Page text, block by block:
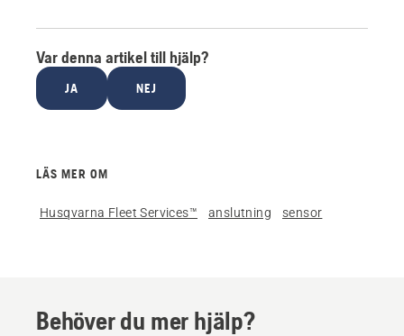
Var denna artikel till hjälp?
JA NEJ
LÄS MER OM
Husqvarna Fleet Services™ anslutning sensor
Behöver du mer hjälp?